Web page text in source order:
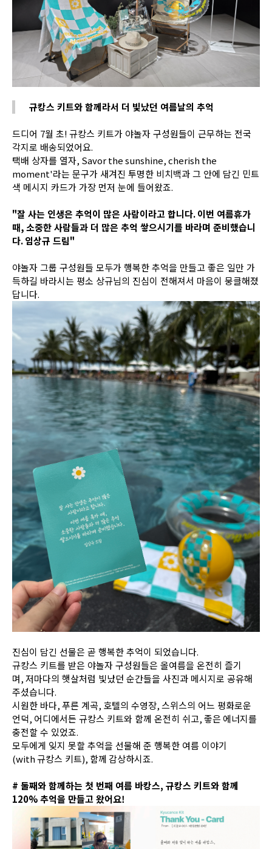
규캉스 키트와 함께라서 더 빛났던 여름날의 추억
드디어 7월 초!규캉스 키트가 야놀자 구성원들이 근무하는 전국
각지로 배송되었어요.
택배 상자를 열자, Savor the sunshine, cherish the
moment'라는 문구가 새겨진 투명한 비치백과 그 안에 담긴 민트
색 메시지 카드가 가장 먼저 눈에 들어왔죠.
"잘 사는 인생은 추억이 많은 사람이라고 합니다.이번 여름휴가
때,소중한 사람들과 더 많은 추억 쌓으시기를 바라며 준비했습니
다.임상규 드림"
야놀자 그룹 구성원들 모두가 행복한 추억을 만들고 좋은 일만 가
득하길 바라시는 평소 상규님의 진심이 전해져서 마음이 뭉클해졌
답니다.
진심이 담긴 선물은 곧 행복한 추억이 되었습니다.
규캉스 키트를 받은 야놀자 구성원들은 올여름을 온전히 즐기
며,저마다의 햇살처럼 빛났던 순간들을 사진과 메시지로 공유해
주셨습니다.
시원한 바다,푸른 계곡, 호텔의 수영장,스위스의 어느 평화로운
언덕, 어디에서든 규캉스 키트와 함께 온전히 쉬고, 좋은 에너지를
충전할 수 있었죠.
모두에게 잊지 못할 추억을 선물해 준 행복한 여름 이야기
(with규캉스 키트), 함께 감상하시죠.
# 둘째와 함께하는 첫 번째 여름 바캉스, 규캉스 키트와 함께
120% 추억을 만들고 왔어요!